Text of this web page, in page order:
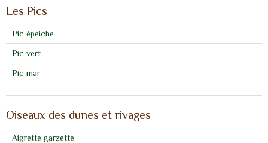
Les Pics
Pic épeiche
Pic vert
Pic mar
Oiseaux des dunes et rivages
Aigrette garzette